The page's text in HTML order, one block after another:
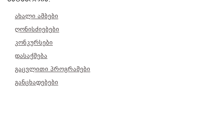
ახალი ამბები
ღონისძიებები
კონკურსები
დასაქმება
გაცვლითი პროგრამები
განცხადებები